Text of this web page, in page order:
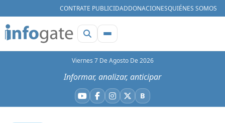
CONTRATE PUBLICIDADDONACIONESQUIÉNES SOMOS
Viernes 7 De Agosto De 2026
Informar, analizar, anticipar
YouTube
Facebook
Instagram
X BBluesky